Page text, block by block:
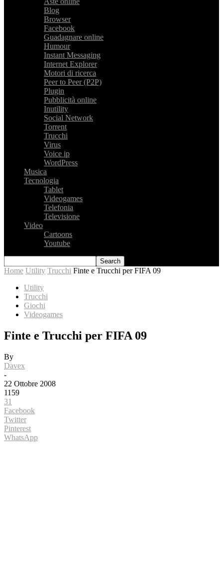
Blog
Browser
Facebook
Guadagnare online
Humour
Instant Messaging
Internet Explorer
Motori di ricerca
Peer to Peer (P2P)
Plugin
Pubblicità online
Inutility
Social Network
Torrent
Trucchi
Virus
Voice ip
WordPress
Musica
Tecnologia
Tablet
Videogames
Telefonia
Televisione
Video
Cartoons
Youtube
Home Utility Trucchi Finte e Trucchi per FIFA 09
Utility
Trucchi
Giochi
Videogames
Finte e Trucchi per FIFA 09
By
Davex
-
22 Ottobre 2008
1159
31
Facebook
Twitter
Pinterest
WhatsApp